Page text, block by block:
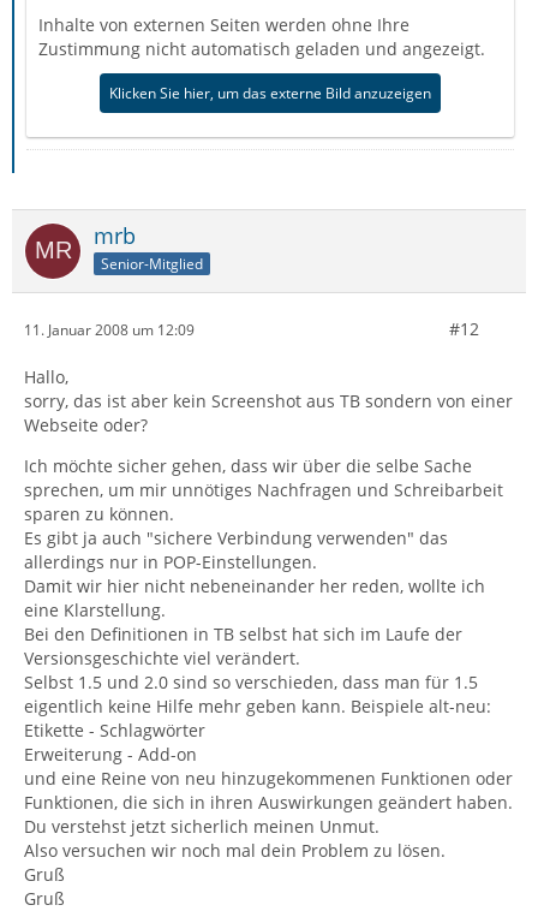
Inhalte von externen Seiten werden ohne Ihre
Zustimmung nicht automatisch geladen und angezeigt.
Klicken Sie hier, um das externe Bild anzuzeigen
mrb
Senior-Mitglied
11. Januar 2008 um 12:09 #12
Hallo,
sorry, das ist aber kein Screenshot aus TB sondern von einer
Webseite oder?
Ich möchte sicher gehen, dass wir über die selbe Sache
sprechen, um mir unnötiges Nachfragen und Schreibarbeit
sparen zu können.
Es gibt ja auch "sichere Verbindung verwenden" das
allerdings nur in POP-Einstellungen.
Damit wir hier nicht nebeneinander her reden, wollte ich
eine Klarstellung.
Bei den Definitionen in TB selbst hat sich im Laufe der
Versionsgeschichte viel verändert.
Selbst 1.5 und 2.0 sind so verschieden, dass man für 1.5
eigentlich keine Hilfe mehr geben kann. Beispiele alt-neu:
Etikette - Schlagwörter
Erweiterung - Add-on
und eine Reine von neu hinzugekommenen Funktionen oder
Funktionen, die sich in ihren Auswirkungen geändert haben.
Du verstehst jetzt sicherlich meinen Unmut.
Also versuchen wir noch mal dein Problem zu lösen.
Gruß
Gruß